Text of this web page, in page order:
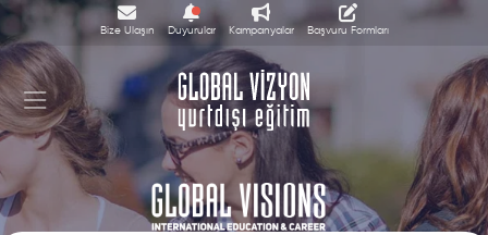
Bize Ulaşın Duyurular Kampanyalar Başvuru Formları